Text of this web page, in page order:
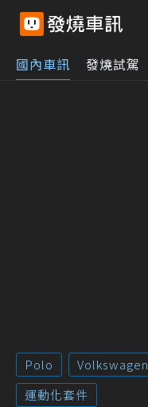
國內車訊 發燒試駕
Polo Volkswagen
運動化套件